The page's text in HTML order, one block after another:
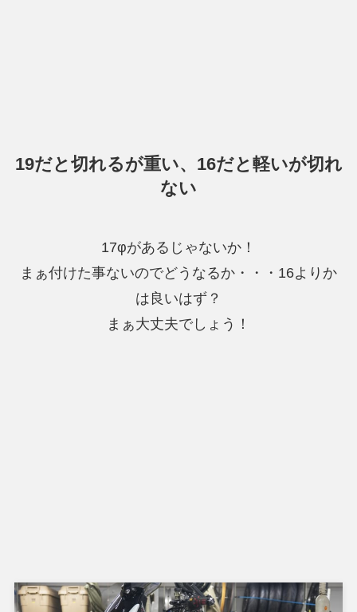
19だと切れるが重い、16だと軽いが切れ
ない
17φがあるじゃないか！
まぁ付けた事ないのでどうなるか・・・16よりか
は良いはず？
まぁ大丈夫でしょう！